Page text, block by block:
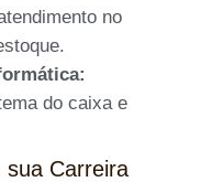
no
do caixa e
sua Carreira